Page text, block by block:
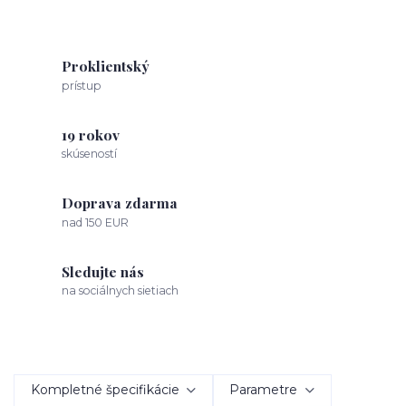
Proklientský
prístup
19 rokov
skúseností
Doprava zdarma
nad 150 EUR
Sledujte nás
na sociálnych sietiach
Kompletné špecifikácie Parametre